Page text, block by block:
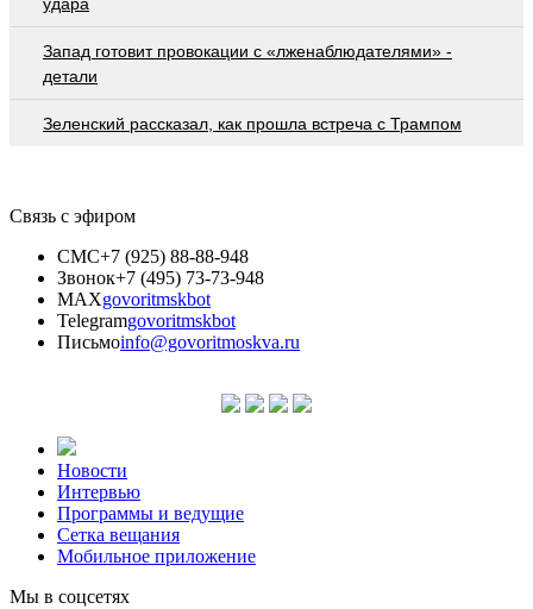
Запад готовит провокации с «лженаблюдателями» -
детали
Зеленский рассказал, как прошла встреча с Трампом
Связь с эфиром
СМС+7 (925) 88-88-948
Звонок+7 (495) 73-73-948
MAXgovoritmskbot
Telegramgovoritmskbot
Письмоinfo@govoritmoskva.ru
Новости
Интервью
Программы и ведущие
Сетка вещания
Мобильное приложение
Мы в соцсетях